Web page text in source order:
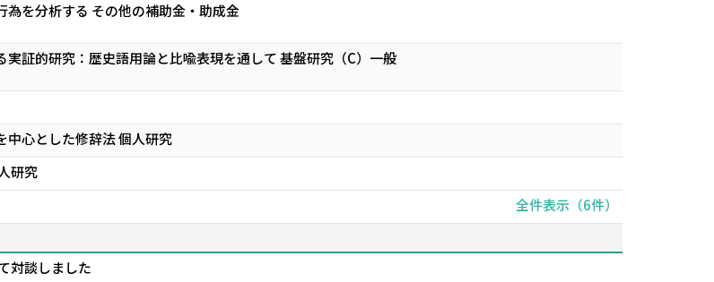
を分析する その他の補助金・助成金
証的研究：歴史語用論と比喩表現を通して 基盤研究（C）一般
中心とした修辞法 個人研究
研究
全件表示（6件）
対談しました